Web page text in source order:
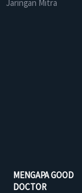
Jaringan Mitra
MENGAPA GOOD
DOCTOR